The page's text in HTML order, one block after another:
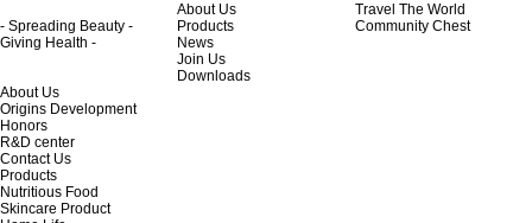
- Spreading Beauty -
Giving Health -
About Us
Products
News
Join Us
Downloads
Travel The World
Community Chest
About Us
Origins Development
Honors
R&D center
Contact Us
Products
Nutritious Food
Skincare Product